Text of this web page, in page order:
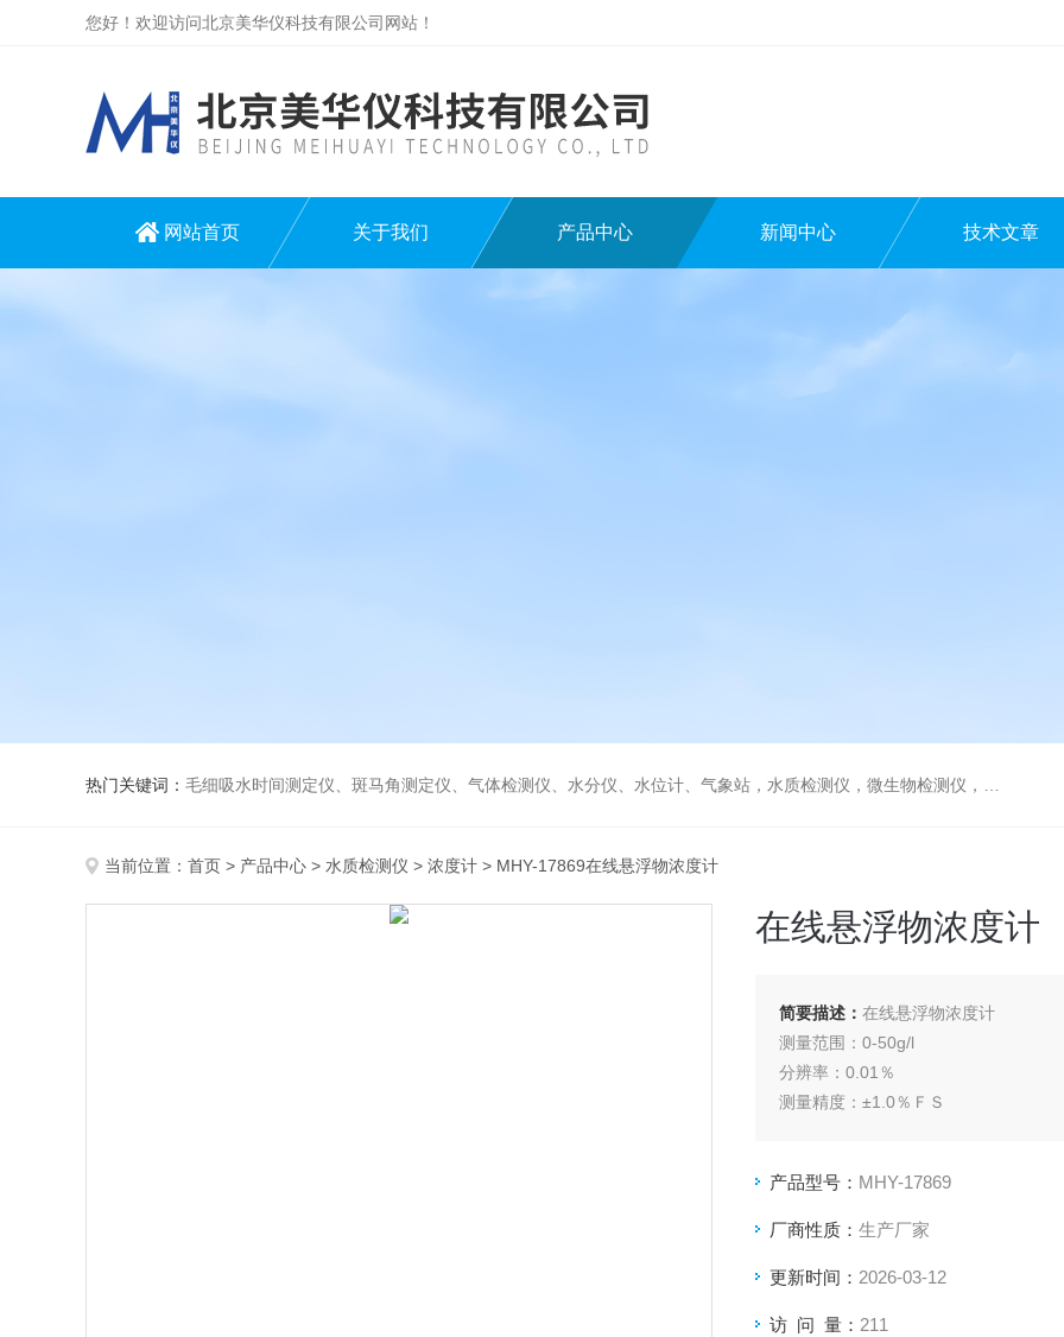
您好！欢迎访问北京美华仪科技有限公司网站！
网站首页 关于我们 产品中心 新闻中心 技术文章
热门关键词： 毛细吸水时间测定仪、斑马角测定仪、气体检测仪、水分仪、水位计、气象站，水质检测仪，微生物检测仪，气体检测仪
当前位置： 首页 > 产品中心 > 水质检测仪 > 浓度计 > MHY-17869在线悬浮物浓度计
在线悬浮物浓度计
简要描述： 在线悬浮物浓度计
测量范围：0-50g/l
分辨率：0.01％
测量精度：±1.0％ＦＳ
产品型号： MHY-17869
厂商性质： 生产厂家
更新时间： 2026-03-12
访 问 量： 211